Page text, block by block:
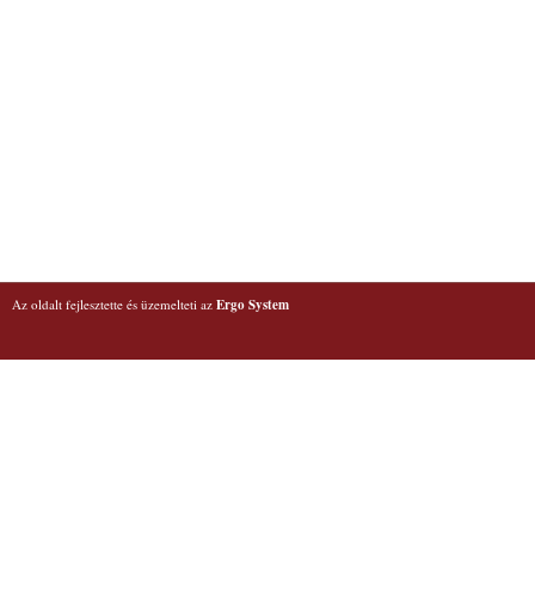
Az oldalt fejlesztette és üzemelteti az Ergo System